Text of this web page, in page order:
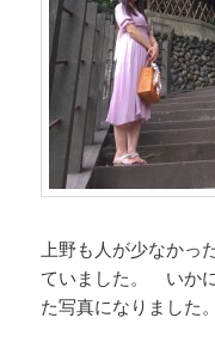
上野も人が少なか
ていました。 いか
た写真になりました。